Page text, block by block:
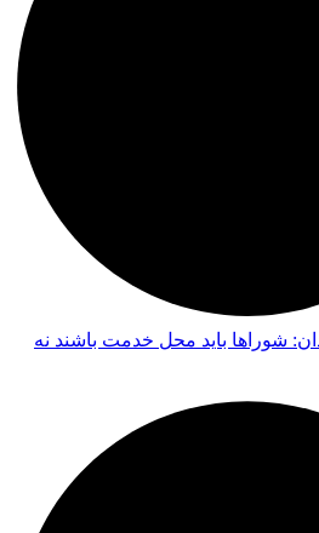
شوراها باید محل خدمت باشند نه